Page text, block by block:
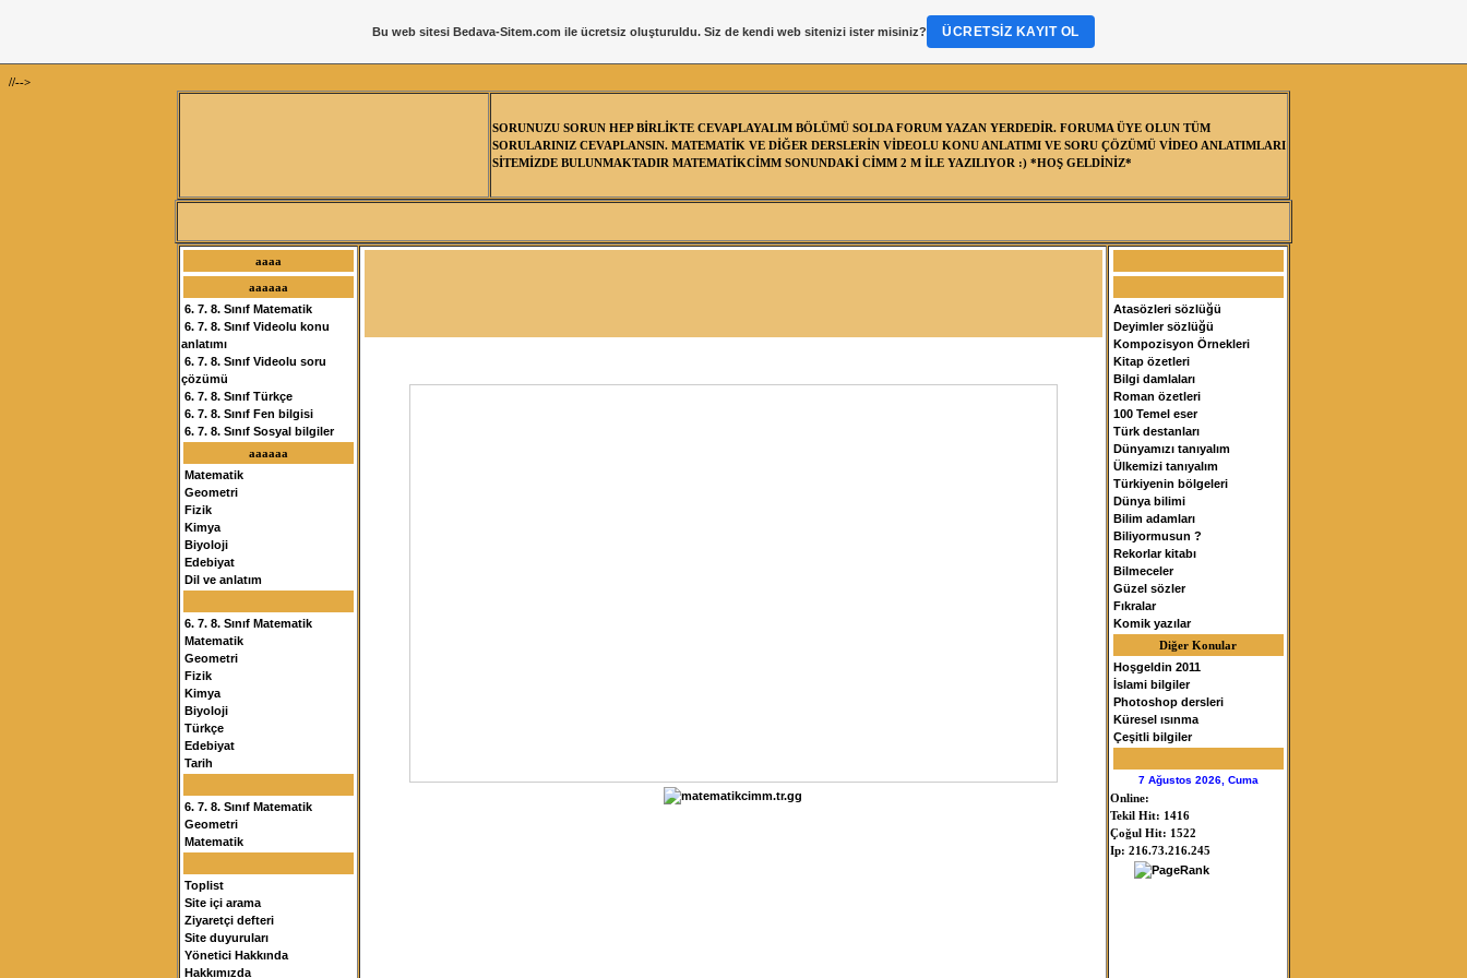
//-->
SORUNUZU SORUN HEP BİRLİKTE CEVAPLAYALIM BÖLÜMÜ SOLDA FORUM YAZAN YERDEDİR. FORUMA ÜYE OLUN TÜM
SORULARINIZ CEVAPLANSIN. MATEMATİK VE DİĞER DERSLERİN VİDEOLU KONU ANLATIMI VE SORU ÇÖZÜMÜ VİDEO ANLATIMLARI
SİTEMİZDE BULUNMAKTADIR MATEMATİKCİMM SONUNDAKİ CİMM 2 M İLE YAZILIYOR :) *HOŞ GELDİNİZ*
aaaa
aaaaaa
6. 7. 8. Sınıf Matematik
6. 7. 8. Sınıf Videolu konu
anlatımı
6. 7. 8. Sınıf Videolu soru
çözümü
6. 7. 8. Sınıf Türkçe
6. 7. 8. Sınıf Fen bilgisi
6. 7. 8. Sınıf Sosyal bilgiler
aaaaaa
Matematik
Geometri
Fizik
Kimya
Biyoloji
Edebiyat
Dil ve anlatım
6. 7. 8. Sınıf Matematik
Matematik
Geometri
Fizik
Kimya
Biyoloji
Türkçe
Edebiyat
Tarih
6. 7. 8. Sınıf Matematik
Geometri
Matematik
Toplist
Site içi arama
Ziyaretçi defteri
Site duyuruları
Yönetici Hakkında
Hakkımızda
Atasözleri sözlüğü
Deyimler sözlüğü
Kompozisyon Örnekleri
Kitap özetleri
Bilgi damlaları
Roman özetleri
100 Temel eser
Türk destanları
Dünyamızı tanıyalım
Ülkemizi tanıyalım
Türkiyenin bölgeleri
Dünya bilimi
Bilim adamları
Biliyormusun ?
Rekorlar kitabı
Bilmeceler
Güzel sözler
Fıkralar
Komik yazılar
Diğer Konular
Hoşgeldin 2011
İslami bilgiler
Photoshop dersleri
Küresel ısınma
Çeşitli bilgiler
7 Ağustos 2026, Cuma
Online:
Tekil Hit: 1416
Çoğul Hit: 1522
Ip: 216.73.216.245
Bu web sitesiBedava-Sitem.com ile ücretsiz oluşturuldu. Siz de kendi web sitenizi ister misiniz? ÜCRETSIZ KAYIT OL